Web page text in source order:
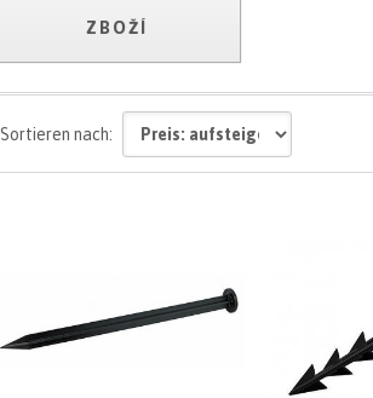
ZBOŽÍ
Sortieren nach: